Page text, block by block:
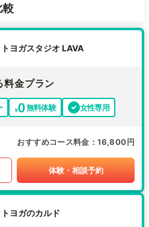
較
ヨガスタジオ LAVA
料金プラン
無料体験 女性専用
おすすめコース料金 16,800円
体験・相談予約
ヨガのカルド